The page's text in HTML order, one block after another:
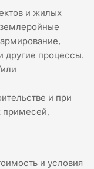
и жилых
другие процессы.
и при
примесей,
и условия